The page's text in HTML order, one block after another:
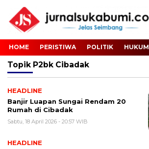
HOME PERISTIWA POLITIK HUKUM
Topik P2bk Cibadak
HEADLINE
Banjir Luapan Sungai Rendam 20
Rumah di Cibadak
Sabtu, 18 April 2026 - 20:57 WIB
HEADLINE